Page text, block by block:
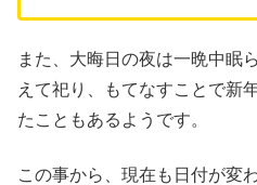
また、大晦日の夜は一晩中眠
えて祀り、もてなすことで新
たこともあるようです。
この事から、現在も日付が変